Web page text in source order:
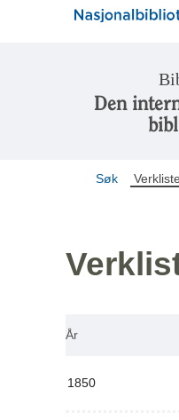
Den
Søk Verkliste
År
1850